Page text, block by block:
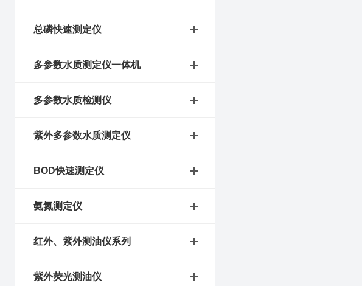
总磷快速测定仪
多参数水质测定仪一体机
多参数水质检测仪
紫外多参数水质测定仪
BOD快速测定仪
氨氮测定仪
红外、紫外测油仪系列
紫外荧光测油仪